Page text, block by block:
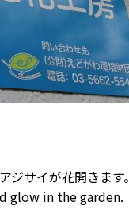
サイが花開きます。
glow in the garden.